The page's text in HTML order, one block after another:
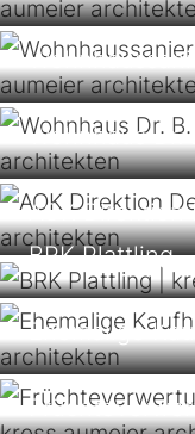
Wohnhaus Dr.
AOK
BRK Plattling
Ehemalige